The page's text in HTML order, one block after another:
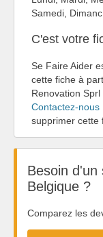
Samedi,
C'est votre
Se Faire Aider
cette fiche à
Renovation
Contactez-nous
supprimer cette
Besoin d'un
Belgique ?
Comparez les